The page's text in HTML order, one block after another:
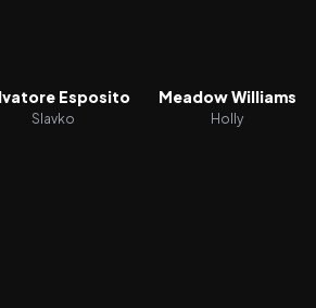
Esposito
Slavko
Meadow Williams
Holly